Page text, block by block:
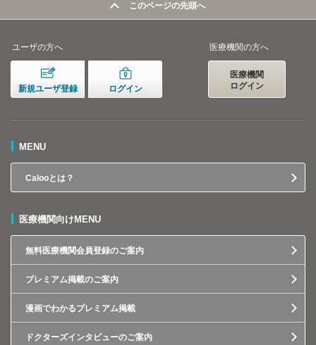
このページの先頭へ
ユーザの方へ
新規ユーザ登録 ログイン
医療機関の方へ
医療機関
ログイン
MENU
Calooとは？
医療機関向けMENU
無料医療機関会員登録のご案内
プレミアム掲載のご案内
漫画でわかるプレミアム掲載
ドクターズインタビューのご案内